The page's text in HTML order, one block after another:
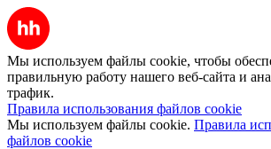
Мы используем файлы cookie, чтобы
правильную работу нашего веб-сайта и
трафик.
Правила использования файлов cookie
Мы используем файлы cookie. Правила
файлов cookie